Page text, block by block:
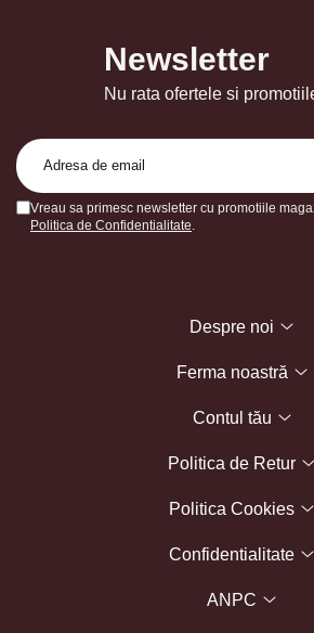
Newsletter
Nu rata ofertele si
Vreau sa primesc newsletter cu promotiile
Politica de Confidentialitate
Despre noi
Ferma noastră
Contul tău
Politica de Retur
Politica Cookies
Confidentialitate
ANPC